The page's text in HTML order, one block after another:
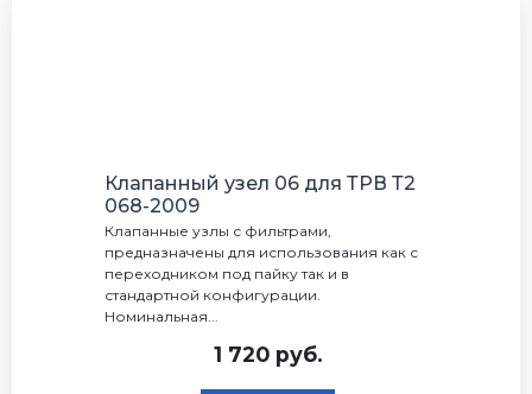
Клапанный узел 06 для ТРВ Т2
068-2009
Клапанные узлы с фильтрами,
предназначены для использования как с
переходником под пайку так и в
стандартной конфигурации.
Номинальная...
1 720 руб.